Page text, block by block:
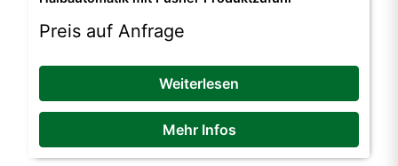
Preis auf Anfrage
Weiterlesen
Mehr Infos